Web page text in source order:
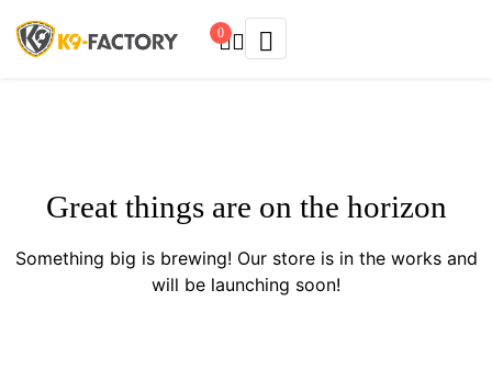
0
Great things are on the horizon
Something big is brewing! Our store is in the works and
will be launching soon!